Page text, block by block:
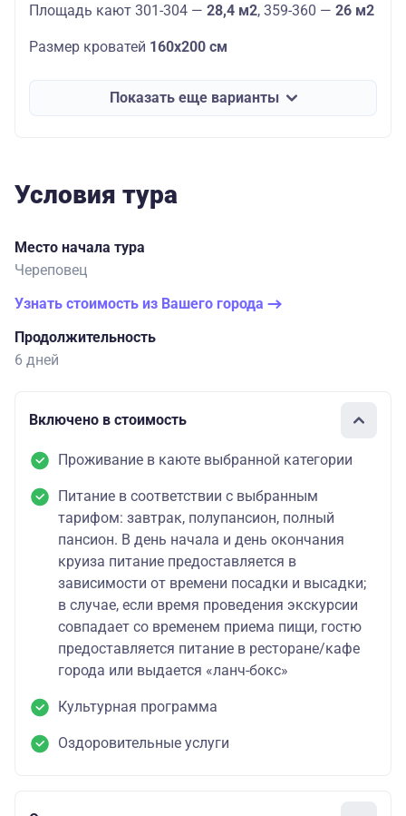
Площадь кают 301-304 — 28,4 м2, 359-360 — 26 м2
Размер кроватей 160х200 см
Показать еще варианты
Условия тура
Место начала тура
Череповец
Узнать стоимость из Вашего города
Продолжительность
6 дней
Включено в стоимость
Проживание в каюте выбранной категории
Питание в соответствии с выбранным
тарифом: завтрак, полупансион, полный
пансион. В день начала и день окончания
круиза питание предоставляется в
зависимости от времени посадки и высадки;
в случае, если время проведения экскурсии
совпадает со временем приема пищи, гостю
предоставляется питание в ресторане/кафе
города или выдается «ланч-бокс»
Культурная программа
Оздоровительные услуги